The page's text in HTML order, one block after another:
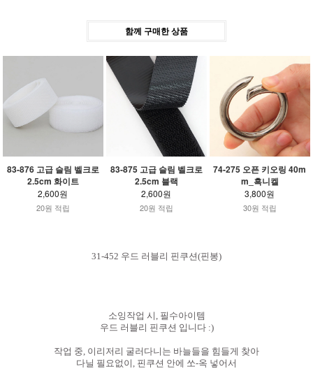
함께 구매한 상품
83-876 고급 슬림 벨크로
2.5cm 화이트
2,600원
20원 적립
83-875 고급 슬림 벨크로
2.5cm 블랙
2,600원
20원 적립
74-275 오픈 키오링 40m
m_흑니켈
3,800원
30원 적립
31-452 우드 러블리 핀쿠션(핀봉)
소잉작업 시, 필수아이템
우드 러블리 핀쿠션 입니다 :)
작업 중, 이리저리 굴러다니는 바늘들을 힘들게 찾아
다닐 필요없이, 핀쿠션 안에 쏘-옥 넣어서